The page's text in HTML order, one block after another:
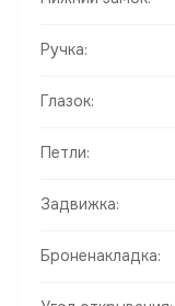
Ручка:
Глазок:
Петли:
Задвижка:
Броненакладка: